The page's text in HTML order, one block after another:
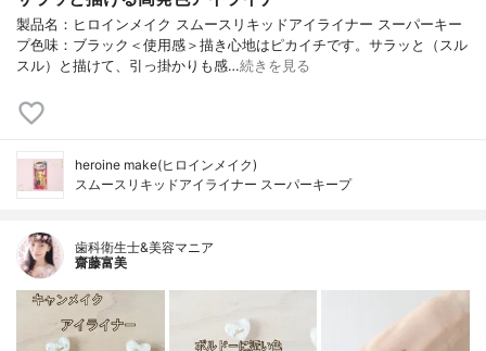
製品名：ヒロインメイク スムースリキッドアイライナー スーパーキー
プ色味：ブラック＜使用感＞描き心地はピカイチです。サラッと（スル
スル）と描けて、引っ掛かりも感…続きを見る
heroine make(ヒロインメイク)
スムースリキッドアイライナー スーパーキープ
歯科衛生士&美容マニア
齋藤富美